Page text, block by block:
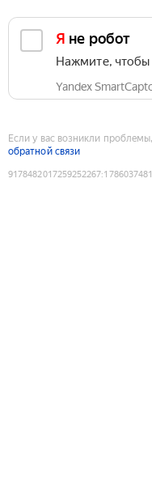
Я не робот
Нажмите,
Yandex
Если у вас возникли
обратной связи
9178482017259252267:1786037481